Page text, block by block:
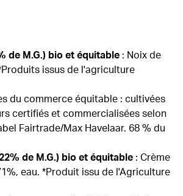
de M.G.) bio et équitable : Noix de
issus de l'agriculture
du commerce équitable : cultivées
certifiés et commercialisées selon
Fairtrade/Max Havelaar. 68 % du
de M.G.) bio et équitable : Crème
eau. *Produit issu de l'Agriculture